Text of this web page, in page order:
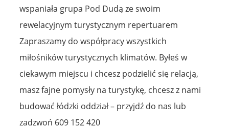
wspaniała grupa Pod Dudą ze swoim
rewelacyjnym turystycznym repertuarem
Zapraszamy do współpracy wszystkich
miłośników turystycznych klimatów. Byłeś w
ciekawym miejscu i chcesz podzielić się relacją,
masz fajne pomysły na turystykę, chcesz z nami
budować łódzki oddział – przyjdź do nas lub
zadzwoń 609 152 420